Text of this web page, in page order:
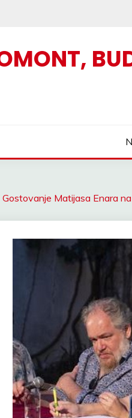
Gostovanje Matijasa Enara